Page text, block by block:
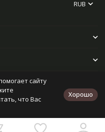
RUB
сайту
что Вас
Хорошо